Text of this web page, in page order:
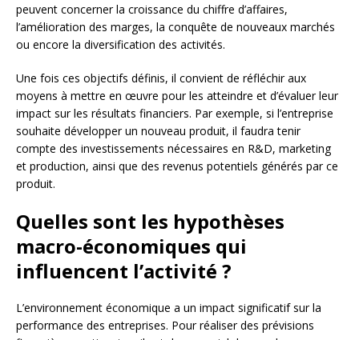
peuvent concerner la croissance du chiffre d’affaires,
l’amélioration des marges, la conquête de nouveaux marchés
ou encore la diversification des activités.
Une fois ces objectifs définis, il convient de réfléchir aux
moyens à mettre en œuvre pour les atteindre et d’évaluer leur
impact sur les résultats financiers. Par exemple, si l’entreprise
souhaite développer un nouveau produit, il faudra tenir
compte des investissements nécessaires en R&D, marketing
et production, ainsi que des revenus potentiels générés par ce
produit.
Quelles sont les hypothèses
macro-économiques qui
influencent l’activité ?
L’environnement économique a un impact significatif sur la
performance des entreprises. Pour réaliser des prévisions